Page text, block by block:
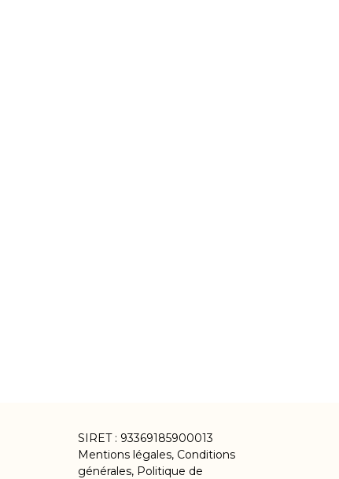
SIRET : 93369185900013
Mentions légales, Conditions
générales, Politique de